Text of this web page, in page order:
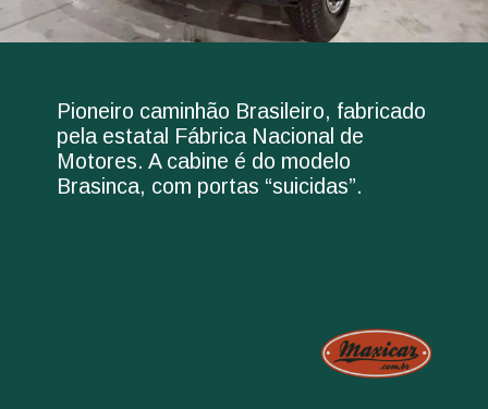
Pioneiro caminhão Brasileiro, fabricado
pela estatal Fábrica Nacional de
Motores. A cabine é do modelo
Brasinca, com portas “suicidas”.